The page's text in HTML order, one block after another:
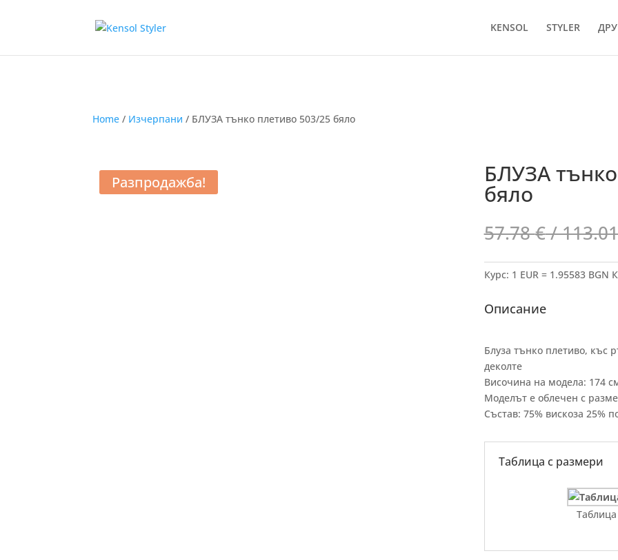
KENSOL STYLER
Home / Изчерпани / БЛУЗА тънко плетиво 503/25 бяло
Разпродажба! БЛУЗА
бяло
57.78€/
Курс: 1 EUR = 1.95583 BGN
Описание
Блуза тънко плетиво, къс
деколте
Височина на модела: 174
Моделът е облечен с
Състав: 75% вискоза 25%
Таблица с размери